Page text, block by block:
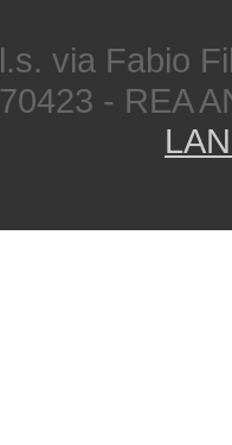
via Fabio
- REA